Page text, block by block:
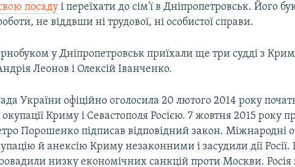
посаду і переїхати до сім'ї в Дніпропетровськ. Його
не віддвши ні трудової, ні особистої справи.
у Дніпропетровськ приїхали ще три судді з
Леонов і Олексій Іванченко.
України офіційно оголосила 20 лютого 2014 року
окупації Криму і Севастополя Росією. 7 жовтня 2015 року
Порошенко підписав відповідний закон. Міжнародні
й анексію Криму незаконними і засудили дії Росії.
низку економічних санкцій проти Москви. Росія